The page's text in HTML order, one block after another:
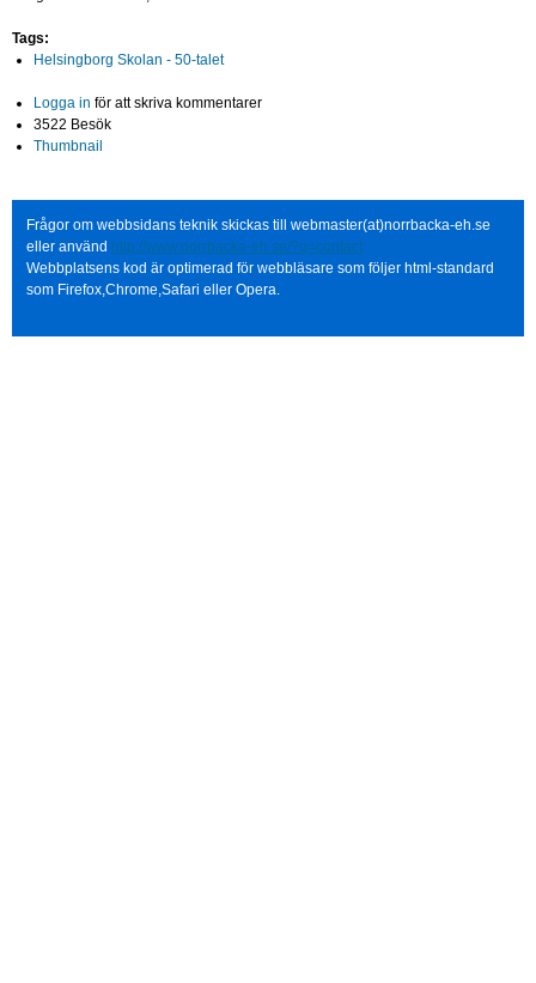
Tags:
Helsingborg Skolan - 50-talet
Logga in för att skriva kommentarer
3522 Besök
Thumbnail
Frågor om webbsidans teknik skickas till webmaster(at)norrbacka-eh.se
eller använd http://www.norrbacka-eh.se/?q=contact
Webbplatsens kod är optimerad för webbläsare som följer html-standard
som Firefox,Chrome,Safari eller Opera.